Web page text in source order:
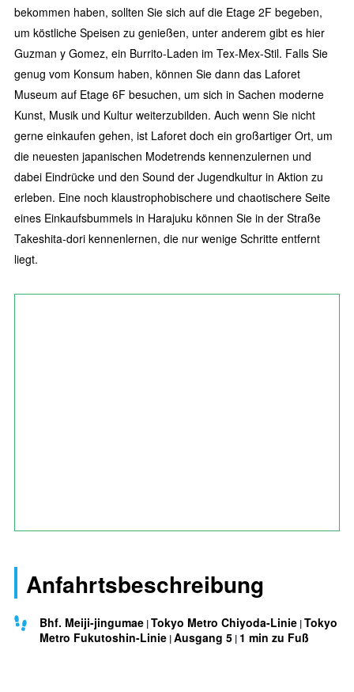
bekommen haben, sollten Sie sich auf die Etage 2F begeben,
um köstliche Speisen zu genießen, unter anderem gibt es hier
Guzman y Gomez, ein Burrito-Laden im Tex-Mex-Stil. Falls Sie
genug vom Konsum haben, können Sie dann das Laforet
Museum auf Etage 6F besuchen, um sich in Sachen moderne
Kunst, Musik und Kultur weiterzubilden. Auch wenn Sie nicht
gerne einkaufen gehen, ist Laforet doch ein großartiger Ort, um
die neuesten japanischen Modetrends kennenzulernen und
dabei Eindrücke und den Sound der Jugendkultur in Aktion zu
erleben. Eine noch klaustrophobischere und chaotischere Seite
eines Einkaufsbummels in Harajuku können Sie in der Straße
Takeshita-dori kennenlernen, die nur wenige Schritte entfernt
liegt.
Anfahrtsbeschreibung
Bhf. Meiji-jingumae Tokyo Metro Chiyoda-Linie Tokyo
Metro Fukutoshin-Linie Ausgang 5 1 min zu Fuß